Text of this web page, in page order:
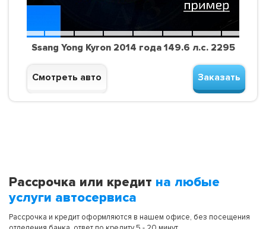
Ssang Yong Kyron 2014 года 149.6 л.с. 2295
Смотреть авто Заказать
Рассрочка или кредит на любые
услуги автосервиса
Рассрочка и кредит оформляются в нашем офисе, без посещения